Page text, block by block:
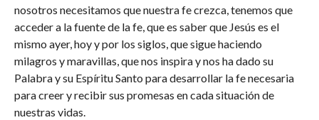
nosotros necesitamos que nuestra fe crezca, tenemos que
acceder a la fuente de la fe, que es saber que Jesús es el
mismo ayer, hoy y por los siglos, que sigue haciendo
milagros y maravillas, que nos inspira y nos ha dado su
Palabra y su Espíritu Santo para desarrollar la fe necesaria
para creer y recibir sus promesas en cada situación de
nuestras vidas.